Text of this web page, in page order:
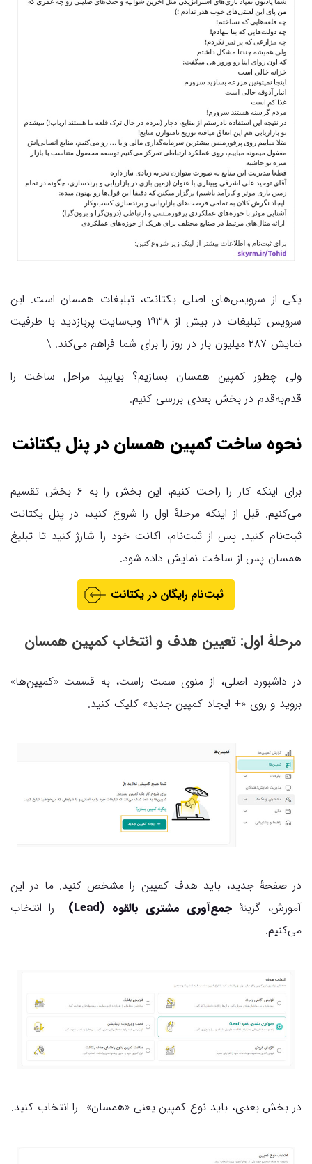
یکی از سرویس‌های اصلی یکتانت، تبلیغات همسان است. این
سرویس تبلیغات در بیش از ۱۹۳۸ وب‌سایت پربازدید با ظرفیت
نمایش ۲۸۷ میلیون بار در روز را برای شما فراهم می‌کند. \
ولی چطور کمپین همسان بسازیم؟ بیایید مراحل ساخت را
قدم‌به‌قدم در بخش بعدی بررسی کنیم.
نحوه ساخت کمپین همسان در پنل یکتانت
برای اینکه کار را راحت کنیم، این بخش را به ۶ بخش تقسیم
می‌کنیم. قبل از اینکه مرحلهٔ اول را شروع کنید، در پنل یکتانت
ثبت‌نام کنید. پس از ثبت‌نام، اکانت خود را شارژ کنید تا تبلیغ
همسان پس از ساخت نمایش داده شود.
ثبت‌نام رایگان در یکتانت
مرحلهٔ اول: تعیین هدف و انتخاب کمپین همسان
در داشبورد اصلی، از منوی سمت راست، به قسمت «کمپین‌ها»
بروید و روی «+ ایجاد کمپین جدید» کلیک کنید.
در صفحۀ جدید، باید هدف کمپین را مشخص کنید. ما در این
آموزش، گزینۀجمع‌آوری مشتری بالقوه (Lead)
را انتخاب
می‌کنیم.
در بخش بعدی، باید نوع کمپین یعنی «همسان» را انتخاب کنید.